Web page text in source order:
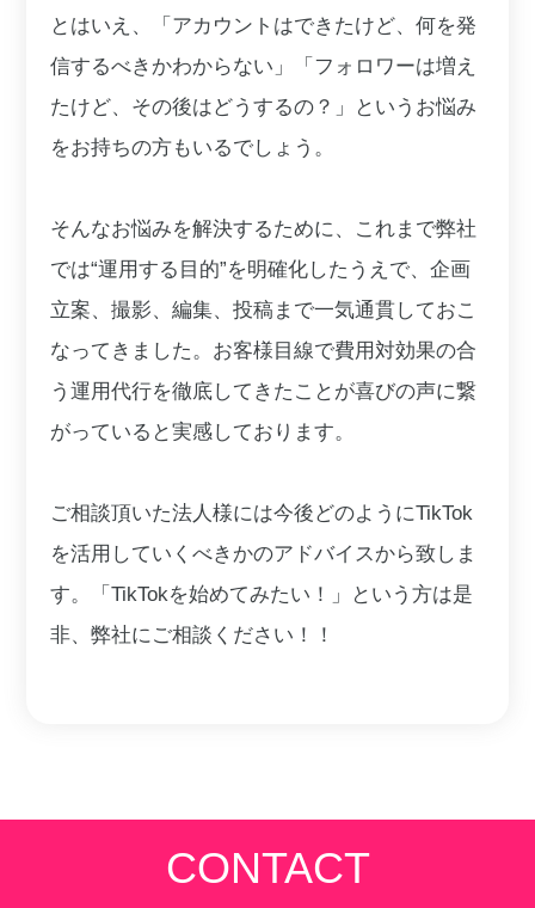
とはいえ、「アカウントはできたけど、何を発
信するべきかわからない」「フォロワーは増え
たけど、その後はどうするの？」というお悩み
をお持ちの方もいるでしょう。
そんなお悩みを解決するために、これまで弊社
では“運用する目的”を明確化したうえで、企画
立案、撮影、編集、投稿まで一気通貫しておこ
なってきました。お客様目線で費用対効果の合
う運用代行を徹底してきたことが喜びの声に繋
がっていると実感しております。
ご相談頂いた法人様には今後どのようにTikTok
を活用していくべきかのアドバイスから致しま
す。「TikTokを始めてみたい！」という方は是
非、弊社にご相談ください！！
CONTACT